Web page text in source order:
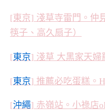
[東京] 淺草寺雷門。仲
筷子、高久扇子）
[東京] 淺草 大黑家天婦
[東京] 推薦必吃蛋糕。
[沖繩] 赤嶺站。小祿店